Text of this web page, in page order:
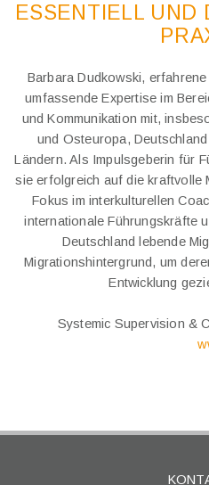
ESSENTIELL UND
Barbara Dudkowski,
umfassende Expertise im
und Kommunikation mit,
und Osteuropa,
Ländern. Als Impulsgeberin für
sie erfolgreich auf die kraftvolle
Fokus im interkulturellen
internationale Führungskräfte
Deutschland lebende
Migrationshintergrund, um
Entwicklung
Systemic Supervision &